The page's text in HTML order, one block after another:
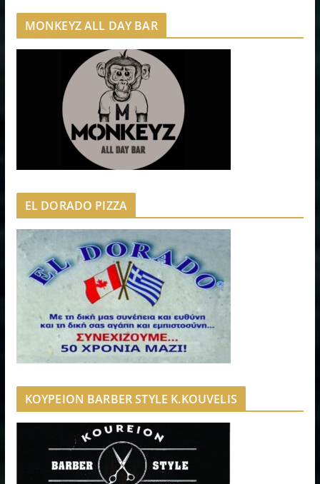
MONKEYZ ALL DAY BAR
EL DORADO PIZZA
ΚΟΥΡΕΙΟΝ BARBER STYLE K.KOUVELIS